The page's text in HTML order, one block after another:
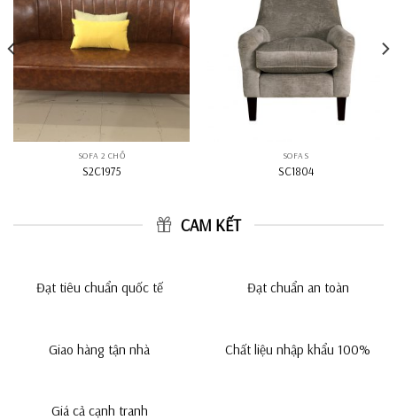
SOFA 2 CHỖ
S2C1975
SOFAS
SC1804
CAM KẾT
Đạt tiêu chuẩn quốc tế Đạt chuẩn an toàn
Giao hàng tận nhà Chất liệu nhập khẩu 100%
Giá cả cạnh tranh